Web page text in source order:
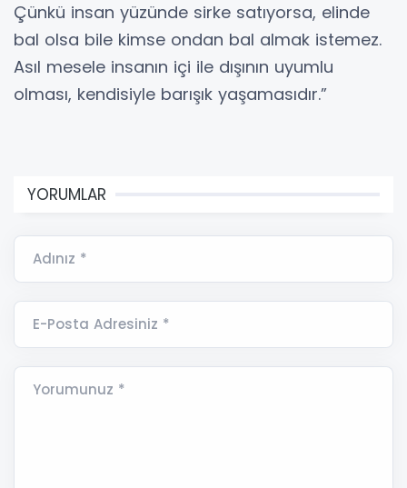
Çünkü insan yüzünde sirke satıyorsa, elinde
bal olsa bile kimse ondan bal almak istemez.
Asıl mesele insanın içi ile dışının uyumlu
olması, kendisiyle barışık yaşamasıdır.”
YORUMLAR
Adınız *
E-Posta Adresiniz *
Yorumunuz *